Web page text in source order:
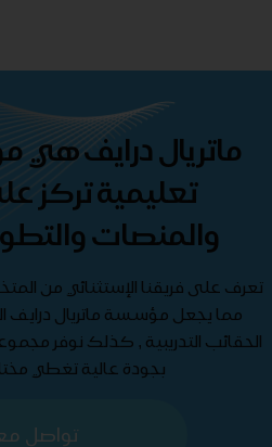
ماتريال درايف
تعليمية تركز
والمنصات
تعرف على فريقنا الإستثنائي من
مما يجعل مؤسسة ماتريال درايف
الحقائب التدريبية , كذلك نوفر
بجودة عالية تغطي
تواصل